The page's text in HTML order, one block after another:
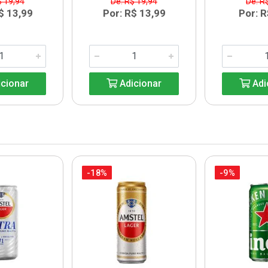
13,99 Por: R$ 13,99
Adicionar
Por:
-18% -9%